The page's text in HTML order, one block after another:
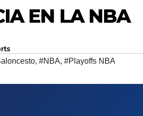
EN LA NBA
, #NBA, #Playoffs NBA